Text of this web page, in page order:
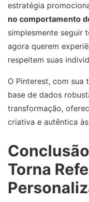
estratégia
no comportamento
simplesmente seguir
agora querem
respeitem suas
O Pinterest, com sua
base de dados
transformação,
criativa e autêntica
Torna